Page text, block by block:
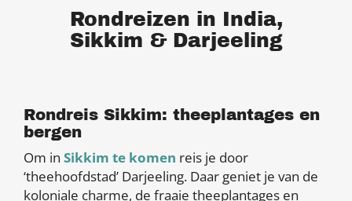
Rondreizen in India,
Sikkim & Darjeeling
Rondreis Sikkim: theeplantages en
bergen
Om in Sikkim te komen reis je door
‘theehoofdstad’ Darjeeling. Daar geniet je van de
koloniale charme, de fraaie theeplantages en